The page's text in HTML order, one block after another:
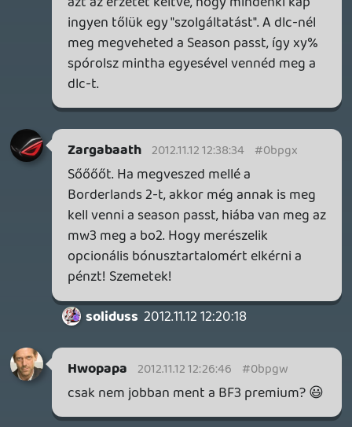
Zargabaath 2012.11.12 12:15:59 #0bpgs
Egyszerű. jövő szeptemberig az mw3ban
premium státuszú vagy.
Oli G 2012.11.12 12:08:03
Zargabaath 2012.11.12 12:13:56 #0bpgr
De miért is adná? egy évre fizettünk elő.
soliduss 2012.11.12 11:35:17
SPucu 2012.11.12 12:13:47 #0bpgq
az az 1000 dlc valojában csak 4.(ha nem
elites valaki)
mindig csak a cod dlc-k vannak tul
misztifikálva,amikor egy csomo játékhoz
van dlc...
Oli G 2012.11.12 12:08:03
Ahogy nézem SPucu erre az esetre is
konkrét választ adott. Valószínűleg így